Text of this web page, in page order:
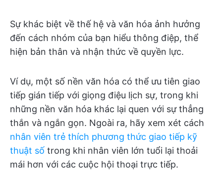
Sự khác biệt về thế hệ và văn hóa ảnh hưởng
đến cách nhóm của bạn hiểu thông điệp, thể
hiện bản thân và nhận thức về quyền lực.
Ví dụ, một số nền văn hóa có thể ưu tiên giao
tiếp gián tiếp với giọng điệu lịch sự, trong khi
những nền văn hóa khác lại quen với sự thẳng
thắn và ngắn gọn. Ngoài ra, hãy xem xét cách
nhân viên trẻ thích phương thức giao tiếp kỹ
thuật số trong khi nhân viên lớn tuổi lại thoải
mái hơn với các cuộc hội thoại trực tiếp.